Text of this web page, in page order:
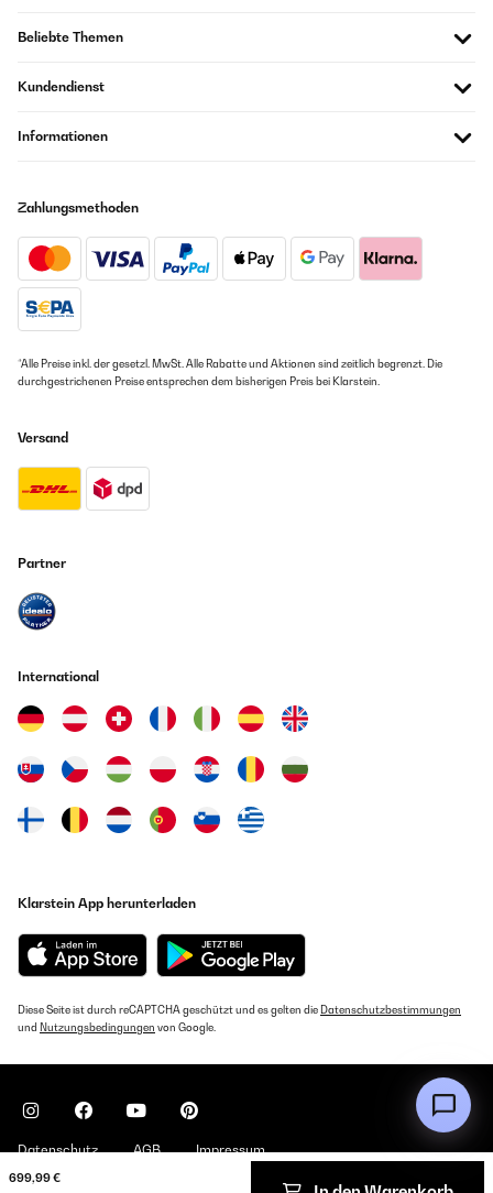
699,99 €
Beliebte Themen
Kundendienst
Informationen
Zahlungsmethoden
*Alle Preise inkl. der gesetzl. MwSt. Alle Rabatte und Aktionen sind zeitlich begrenzt. Die
durchgestrichenen Preise entsprechen dem bisherigen Preis bei Klarstein.
Versand
Partner
International
Klarstein App herunterladen
Diese Seite ist durch reCAPTCHA geschützt und es gelten die Datenschutzbestimmungen
und Nutzungsbedingungen von Google.
Datenschutz AGB Impressum